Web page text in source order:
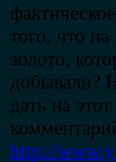
того, что
золото,
добывали?
дать на этот
http://